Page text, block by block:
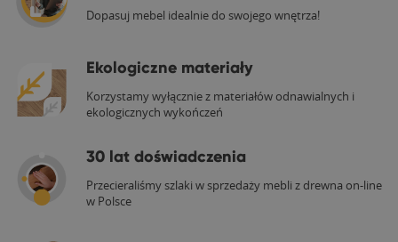
Dopasuj mebel idealnie do swojego wnętrza!
Ekologiczne materiały
Korzystamy wyłącznie z materiałów odnawialnych i
ekologicznych wykończeń
30 lat doświadczenia
Przecieraliśmy szlaki w sprzedaży mebli z drewna on-line
w Polsce